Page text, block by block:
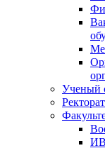
Ученый
Ректорат